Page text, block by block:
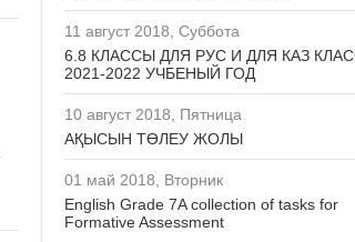
11 август 2018, Суббота
6.8 КЛАССЫ ДЛЯ РУС И ДЛЯ КАЗ
2021-2022 УЧБЕНЫЙ ГОД
10 август 2018, Пятница
АҚЫСЫН ТӨЛЕУ ЖОЛЫ
01 май 2018, Вторник
English Grade 7A collection of tasks for
Formative Assessment